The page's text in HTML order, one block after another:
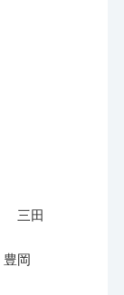
三田
豊岡